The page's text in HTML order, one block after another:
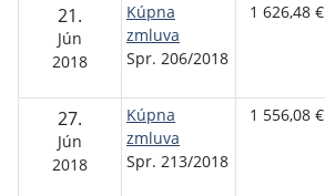
21.
Jún
2018
Kúpna
zmluva
Spr. 206/2018
1 626,48 €
27.
Jún
2018
Kúpna
zmluva
Spr. 213/2018
1 556,08 €